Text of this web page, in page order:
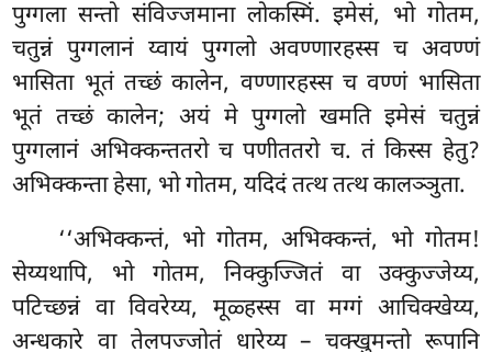
पुग्गला सन्तो संविज्जमाना लोकस्मिं. इमेसं, भो गोतम,
चतुन्नं पुग्गलानं य्वायं पुग्गलो अवण्णारहस्स च अवण्णं
भासिता भूतं तच्छं कालेन, वण्णारहस्स च वण्णं भासिता
भूतं तच्छं कालेन; अयं मे पुग्गलो खमति इमेसं चतुन्नं
पुग्गलानं अभिक्कन्ततरो च पणीततरो च. तं किस्स हेतु?
अभिक्कन्ता हेसा, भो गोतम, यदिदं तत्थ तत्थकालञ्ञुता.
‘‘अभिक्कन्तं, भो गोतम, अभिक्कन्तं, भो गोतम!
सेय्यथापि, भो गोतम, निक्कुज्जितं वा उक्कुज्जेय्य,
पटिच्छन्नं वा विवरेय्य, मूळ्हस्स वा मग्गं आचिक्खेय्य,
अन्धकारे वा तेलपज्जोतं धारेय्य – चक्खुमन्तो रूपानि